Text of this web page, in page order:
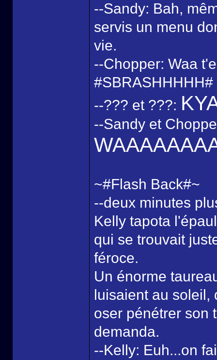
--Sandy: Bah,
servis un menu
vie.
--Chopper: Waa
#SBRASHHHHH#
--??? et ???:
--Sandy et
~#Flash Back#~
--deux minutes
Kelly tapota
qui se trouvait
féroce.
Un énorme
luisaient au soleil,
oser pénétrer son
demanda.
--Kelly: Euh...on